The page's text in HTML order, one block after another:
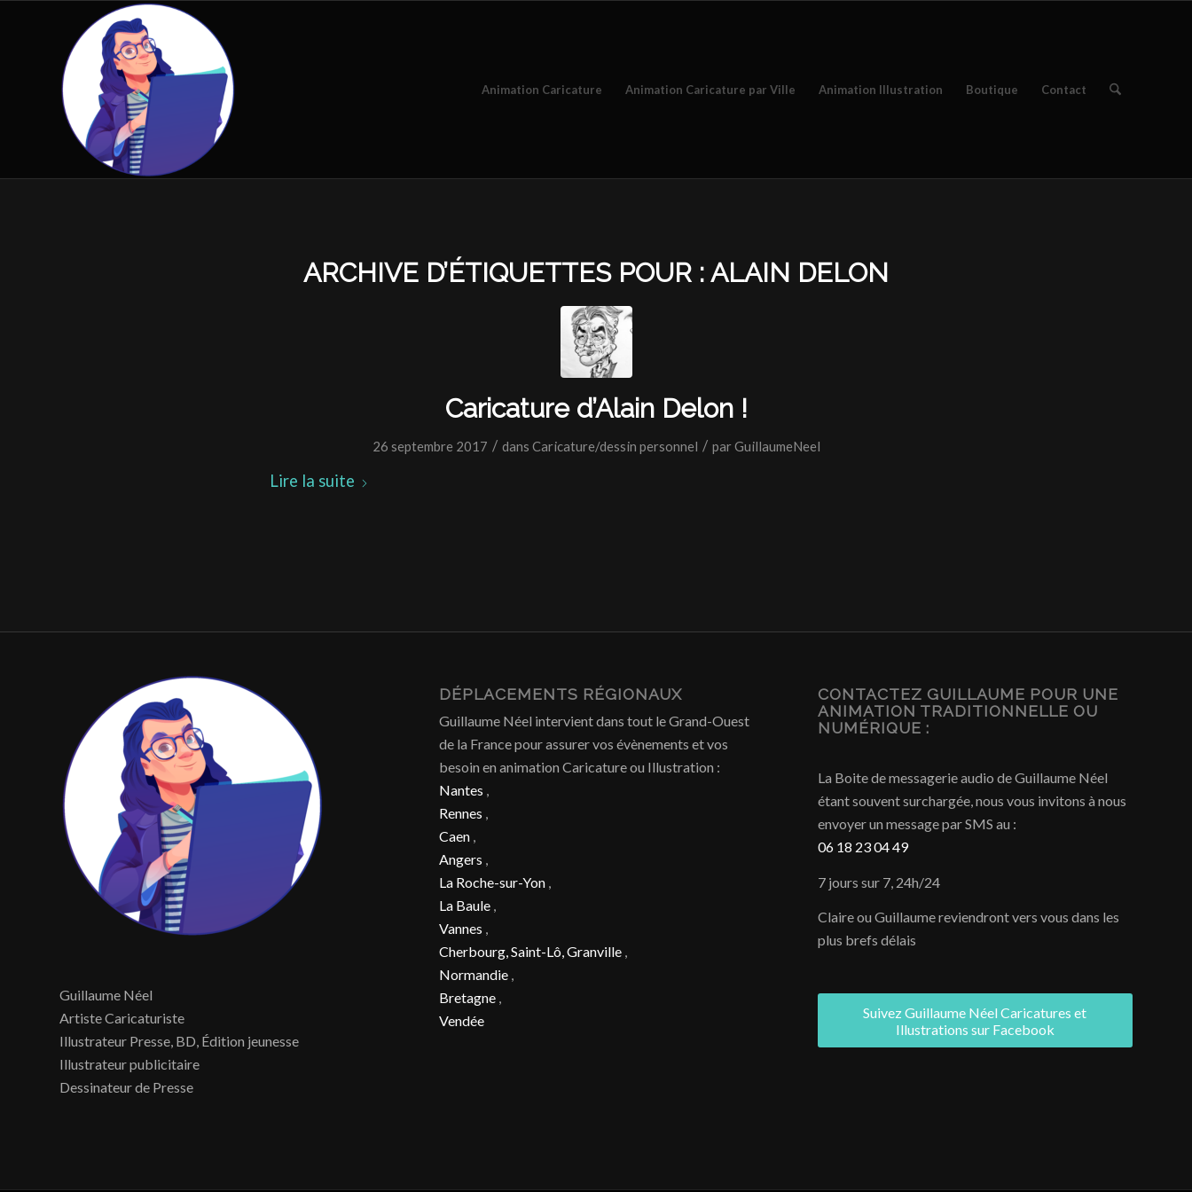
Animation Caricature Animation Caricature par Ville Animation Illustration Boutique Contact
ARCHIVE D’ÉTIQUETTES POUR : ALAIN DELON
Caricature d’Alain Delon !
26 septembre 2017 / dans Caricature/dessin personnel / parGuillaumeNeel
Lire la suite
Guillaume Néel
Artiste Caricaturiste
Illustrateur Presse, BD, Édition jeunesse
Illustrateur publicitaire
Dessinateur de Presse
DÉPLACEMENTS RÉGIONAUX
Guillaume Néel intervient dans tout le Grand-Ouest
de la France pour assurer vos évènements et vos
besoin en animation Caricature ou Illustration :
Nantes ,
Rennes ,
Caen,
Angers ,
La Roche-sur-Yon,
La Baule,
Vannes ,
Cherbourg, Saint-Lô, Granville,
Normandie,
Bretagne,
Vendée
CONTACTEZ GUILLAUME POUR UNE
ANIMATION TRADITIONNELLE OU
NUMÉRIQUE :
La Boite de messagerie audio de Guillaume Néel
étant souvent surchargée, nous vous invitons à nous
envoyer un message par SMS au :
06 18 23 04 49
7 jours sur 7, 24h/24
Claire ou Guillaume reviendront vers vous dans les
plus brefs délais
Suivez Guillaume Néel Caricatures et
Illustrations sur Facebook